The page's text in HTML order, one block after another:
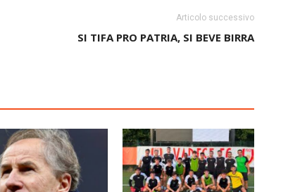
Articolo successivo
SI TIFA PRO PATRIA, SI BEVE BIRRA